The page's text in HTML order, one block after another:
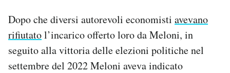
Dopo che diversi autorevoli economisti avevano
rifiutatol’incarico offerto loro da Meloni, in
seguito alla vittoria delle elezioni politiche nel
settembre del 2022 Meloni aveva indicato